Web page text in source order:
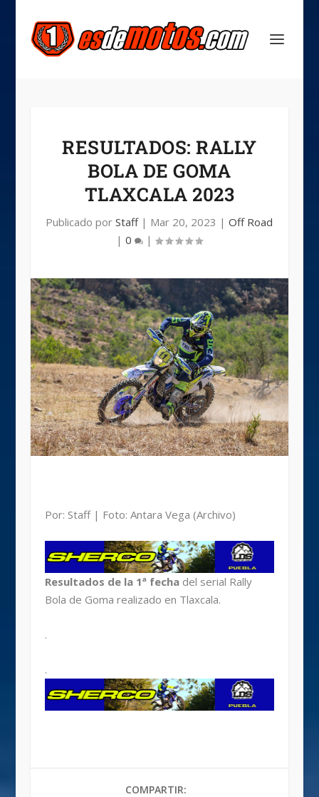
RESULTADOS: RALLY
BOLA DE GOMA
TLAXCALA 2023
Publicado porStaff| Mar 20, 2023 |Off Road
|0 |
Por: Staff | Foto: Antara Vega (Archivo)
Resultados de la 1ª fecha del serial Rally
Bola de Goma realizado en Tlaxcala.
.
.
COMPARTIR: